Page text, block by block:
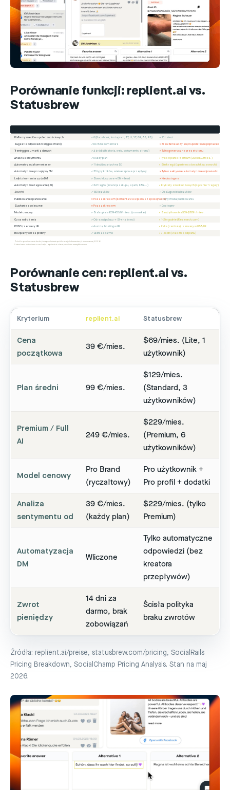
Porównanie funkcji: replient.ai vs.
Statusbrew
Platformy mediów społecznościowych ✓ 8 (Facebook, Instagram, TT, LI, YT, GR, AS, PS) ✓ 15+ sieci
Sugestie odpowiedzi SI (głos marki) ✓ Do 15 na komentarz
✗ Brew AI nie uczy się na podstawie poprawek
Trening głosu marki z danych
✓ 4 źródła (historia, web, dokumenty, strony)
✗ Tylko generyczne presety tonu
Analiza sentymentu
✓ Każdy plan ◐ Tylko w planie Premium (229 USD/mies.)
Automatyzacja komentarzy ✓ 11 akcji (opartych na SI)
◐ Silnik reguł (oparty na słowach kluczowych)
Automatyczne przepływy DM
✓ 23 typy kroków, wieloetapowe przepływy ✗ Tylko reaktywne automatyczne odpowiedzi
Lejki z komentarzy do DM ✓ Słowo kluczowe → DM → lead
✗ Niedostępne
Automatyczne tagowanie (SI)
✓ 24+ tagów (intencja zakupu, spam, FAQ...)
◐ Etykiety słów kluczowych (ręcznie + reguły)
Języki
✓ 183 języków
✓ Obsługa wielu języków
Publikowanie i planowanie
✗ Poza zakresem (komentarze w pierwszej kolejności)✓ Pełny moduł publikowania
Słuchanie społeczne ✗ Poza zakresem
✓ Dostępny
Model cenowy
✓ Stała opłata €39-€249/mies. (na markę) ◐ Za użytkownika $69-$229+/mies.
Czas wdrożenia ✓ Od razu (połącz → SI → na żywo)
◐ 1-2 tygodnie (Research.com)
RODO / serwery UE
✓ Austria, hosting w UE
◐ Indie (centrala), serwery w USA/UE
Bezpłatny okres próbny
✓ 14 dni za darmo ◐ 7-14 dni (zależnie od planu)
Źródło: porównanie funkcji na podstawie publicznej dokumentacji, stan na maj 2026
Statusbrew: statusbrew.com/help | replient.ai: dane produktu zweryfikowane
Porównanie cen: replient.ai vs.
Statusbrew
Kryterium replient.ai Statusbrew
Cena
początkowa
39 €/mies.
$69/mies. (Lite, 1
użytkownik)
Plan średni 99 €/mies.
$129/mies.
(Standard, 3
użytkowników)
Premium / Full
AI
249 €/mies.
$229/mies.
(Premium, 6
użytkowników)
Model cenowy
Pro Brand
(ryczałtowy)
Pro użytkownik +
Pro profil + dodatki
Analiza
sentymentu od
39 €/mies.
(każdy plan)
$229/mies. (tylko
Premium)
Automatyzacja
DM
Wliczone
Tylko automatyczne
odpowiedzi (bez
kreatora
przepływów)
Zwrot
pieniędzy
14 dni za
darmo, brak
zobowiązań
Ścisła polityka
braku zwrotów
Źródła: replient.ai/preise, statusbrew.com/pricing, SocialRails
Pricing Breakdown, SocialChamp Pricing Analysis. Stan na maj
2026.